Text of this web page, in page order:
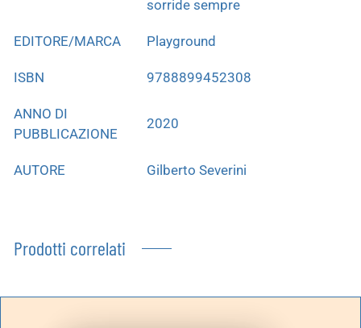
sorride sempre
EDITORE/MARCA Playground
ISBN 9788899452308
ANNO DI
PUBBLICAZIONE
2020
AUTORE Gilberto Severini
Prodotti correlati